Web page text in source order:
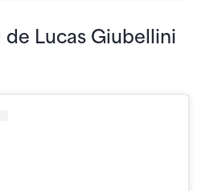
de Lucas Giubellini